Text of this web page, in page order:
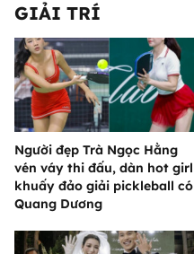
GIẢI TRÍ
Người đẹp Trà Ngọc Hằng
vén váy thi đấu, dàn hot girl
khuấy đảo giải pickleball có
Quang Dương